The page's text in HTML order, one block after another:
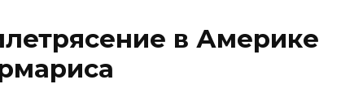
в Америке